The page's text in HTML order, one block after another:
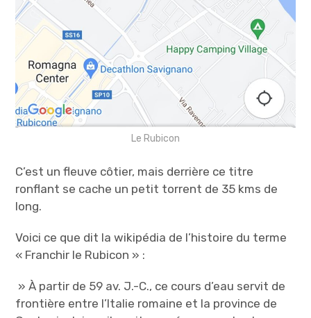
Le Rubicon
C’est un fleuve côtier, mais derrière ce titre
ronflant se cache un petit torrent de 35 kms de
long.
Voici ce que dit la wikipédia de l’histoire du terme
« Franchir le Rubicon » :
» À partir de 59 av. J.-C., ce cours d’eau servit de
frontière entre l’Italie romaine et la province de